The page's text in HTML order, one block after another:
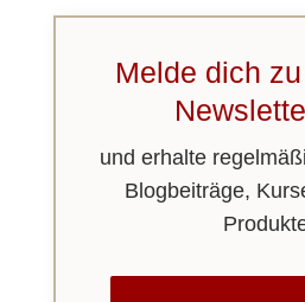
Melde dich
und erhalte
Blogbeiträge,